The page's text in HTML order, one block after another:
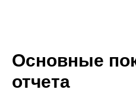
Основные
отчета